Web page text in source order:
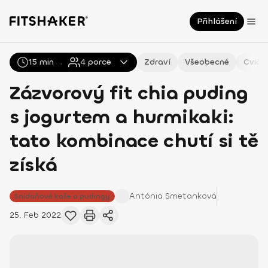
Přihlášení
Všechny Recepty Zdraví Všeobecné
Zázvorový fit chia puding
s jogurtem a hurmikaki:
tato kombinace chutí si tě
získá
Snídaňové kaše a pudingy Antónia Smetanková
25. Feb 2022
15 min 4 porce